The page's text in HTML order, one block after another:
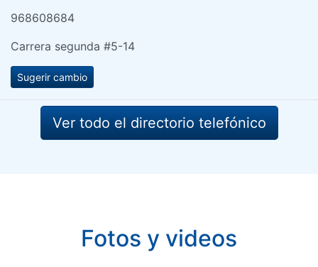
968608684
Carrera segunda #5-14
Sugerir cambio
Ver todo el directorio telefónico
Fotos y videos